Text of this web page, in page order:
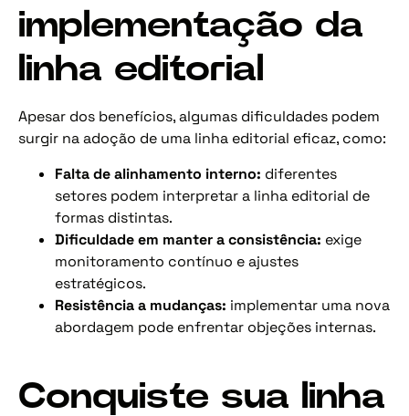
implementação da
linha editorial
Apesar dos benefícios, algumas dificuldades podem
surgir na adoção de uma linha editorial eficaz, como:
Falta de alinhamento interno: diferentes
setores podem interpretar a linha editorial de
formas distintas.
Dificuldade em manter a consistência: exige
monitoramento contínuo e ajustes
estratégicos.
Resistência a mudanças: implementar uma nova
abordagem pode enfrentar objeções internas.
Conquiste sua linha